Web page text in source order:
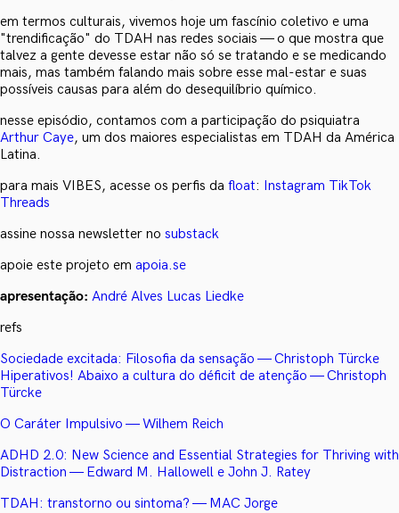
em termos culturais, vivemos hoje um fascínio coletivo e uma
"trendificação" do TDAH nas redes sociais — o que mostra que
talvez a gente devesse estar não só se tratando e se medicando
mais, mas também falando mais sobre esse mal-estar e suas
possíveis causas para além do desequilíbrio químico.
nesse episódio, contamos com a participação do psiquiatra
Arthur Caye, um dos maiores especialistas em TDAH da América
Latina.
para mais VIBES, acesse os perfis da float: Instagram TikTok
Threads
assine nossa newsletter no substack
apoie este projeto em apoia.se
apresentação: André Alves Lucas Liedke
refs
Sociedade excitada: Filosofia da sensação — Christoph Türcke
Hiperativos! Abaixo a cultura do déficit de atenção — Christoph
Türcke
O Caráter Impulsivo — Wilhem Reich
ADHD 2.0: New Science and Essential Strategies for Thriving with
Distraction — Edward M. Hallowell e John J. Ratey
TDAH: transtorno ou sintoma? — MAC Jorge